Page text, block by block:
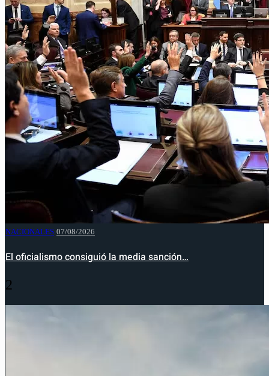
NACIONALES 07/08/2026
El oficialismo consiguió la media sanción…
2